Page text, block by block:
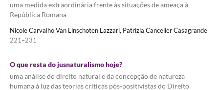
uma medida extraordinária frente às situações de ameaça à
República Romana
Nicole Carvalho Van Linschoten Lazzari, Patrizia Cancelier Casagrande
221–231
O que resta do jusnaturalismo hoje?
uma análise do direito natural e da concepção de natureza
humana à luz das teorias críticas pós-positivistas do Direito